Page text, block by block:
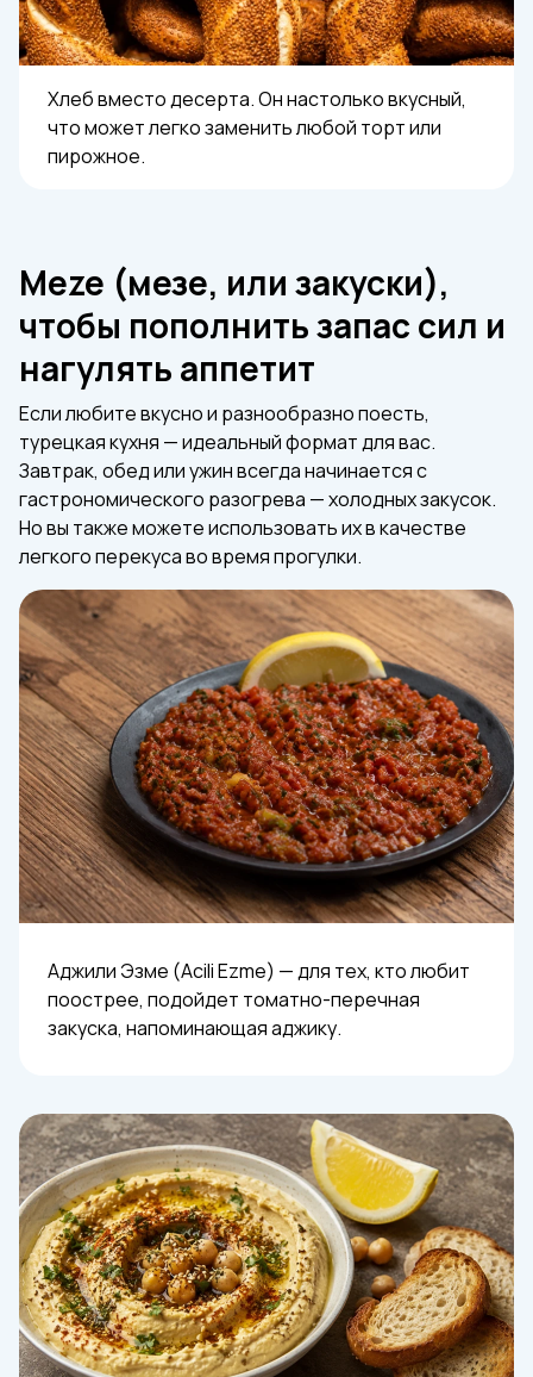
Хлеб вместо десерта. Он настолько вкусный,
что может легко заменить любой торт или
пирожное.
Meze (мезе, или закуски),
чтобы пополнить запас сил и
нагулять аппетит
Если любите вкусно и разнообразно поесть,
турецкая кухня — идеальный формат для вас.
Завтрак, обед или ужин всегда начинается с
гастрономического разогрева — холодных закусок.
Но вы также можете использовать их в качестве
легкого перекуса во время прогулки.
Аджили Эзме (Acili Ezme) — для тех, кто любит
поострее, подойдет томатно-перечная
закуска, напоминающая аджику.